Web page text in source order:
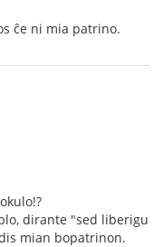
ĉe ni mia patrino.
dirante "sed liberigu
mian bopatrinon.